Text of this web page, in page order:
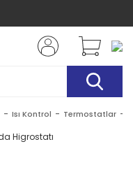
Isı Kontrol Termostatlar